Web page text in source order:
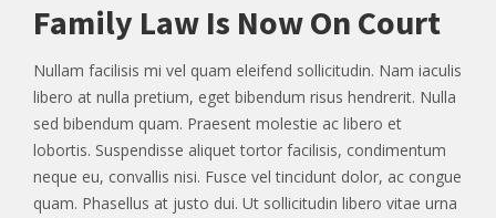
Family Law Is Now On Court
Nullam facilisis mi vel quam eleifend sollicitudin. Nam iaculis
libero at nulla pretium, eget bibendum risus hendrerit. Nulla
sed bibendum quam. Praesent molestie ac libero et
lobortis. Suspendisse aliquet tortor facilisis, condimentum
neque eu, convallis nisi. Fusce vel tincidunt dolor, ac congue
quam. Phasellus at justo dui. Ut sollicitudin libero vitae urna